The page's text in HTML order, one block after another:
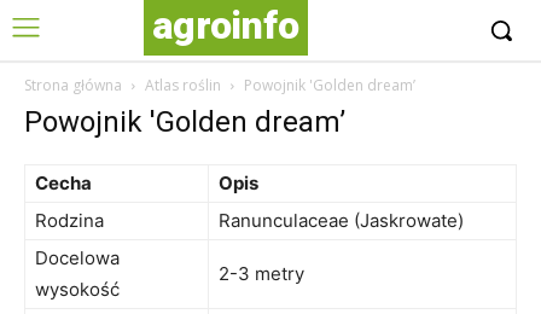
agroinfo
Strona główna Atlas roślin Powojnik 'Golden dream’
Powojnik 'Golden dream’
Cecha
Opis
Rodzina
Ranunculaceae (Jaskrowate)
Docelowa
wysokość
2-3 metry